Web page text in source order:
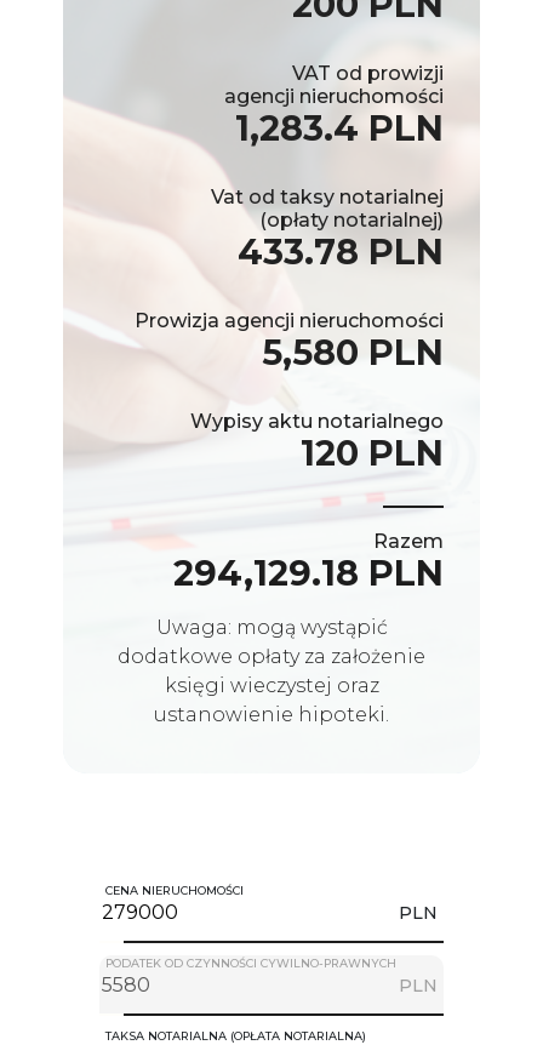
VAT od prowizji
agencji nieruchomości
1,283.4 PLN
Vat od taksy notarialnej
(opłaty notarialnej)
433.78 PLN
Prowizja agencji nieruchomości
5,580 PLN
Wypisy aktu notarialnego
120 PLN
Razem
294,129.18 PLN
Uwaga: mogą wystąpić
dodatkowe opłaty za założenie
księgi wieczystej oraz
ustanowienie hipoteki.
CENA NIERUCHOMOŚCI
PLN
PODATEK OD CZYNNOŚCI CYWILNO-PRAWNYCH
PLN
TAKSA NOTARIALNA (OPŁATA NOTARIALNA)